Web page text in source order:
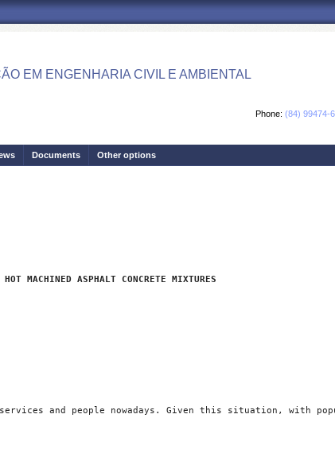
EM ENGENHARIA CIVIL E AMBIENTAL
Phone: (84) 99474-
Documents Other options
MACHINED ASPHALT CONCRETE MIXTURES
and people nowadays. Given this situation,